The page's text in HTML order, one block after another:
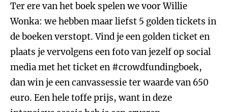
Ter ere van het boek spelen we voor Willie
Wonka: we hebben maar liefst 5 golden tickets in
de boeken verstopt. Vind je een golden ticket en
plaats je vervolgens een foto van jezelf op social
media met het ticket en #crowdfundingboek,
dan win je een canvassessie ter waarde van 650
euro. Een hele toffe prijs, want in deze